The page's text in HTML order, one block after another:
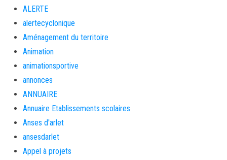
ALERTE
alertecyclonique
Aménagement du territoire
Animation
animationsportive
annonces
ANNUAIRE
Annuaire Etablissements scolaires
Anses d'arlet
ansesdarlet
Appel à projets